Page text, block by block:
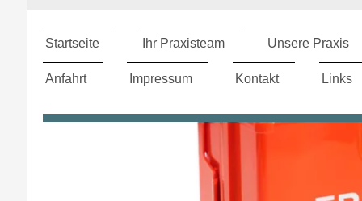
Startseite Ihr Praxisteam Unsere Praxis
Anfahrt Impressum Kontakt Links